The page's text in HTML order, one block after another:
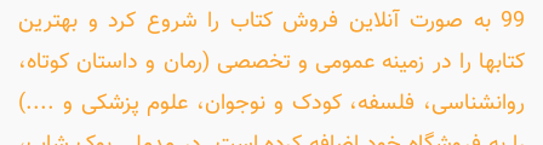
99 به صورت آنلاین فروش کتاب را شروع کرد و بهترین
کتابها را در زمینه عمومی و تخصصی (رمان و داستان کوتاه،
روانشناسی، فلسفه، کودک و نوجوان، علوم پزشکی و ....)